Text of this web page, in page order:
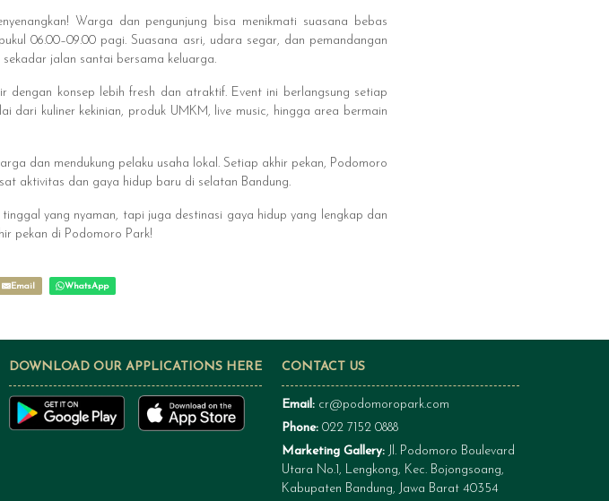
Warga dan pengunjung bisa menikmati suasana bebas
06.00–09.00 pagi. Suasana asri, udara segar, dan pemandangan
jalan santai bersama keluarga.
dengan konsep lebih fresh dan atraktif. Event ini berlangsung setiap
dari kuliner kekinian, produk UMKM, live music, hingga area bermain
dan mendukung pelaku usaha lokal. Setiap akhir pekan, Podomoro
aktivitas dan gaya hidup baru di selatan Bandung.
yang nyaman, tapi juga destinasi gaya hidup yang lengkap dan
pekan di Podomoro Park!
Email WhatsApp
DOWNLOAD OUR APPLICATIONS HERE CONTACT US
Email: cr@podomoropark.com
Phone: 022 7152 0888
Marketing Gallery:Jl. Podomoro Boulevard
Utara No.1, Lengkong, Kec. Bojongsoang,
Kabupaten Bandung, Jawa Barat 40354